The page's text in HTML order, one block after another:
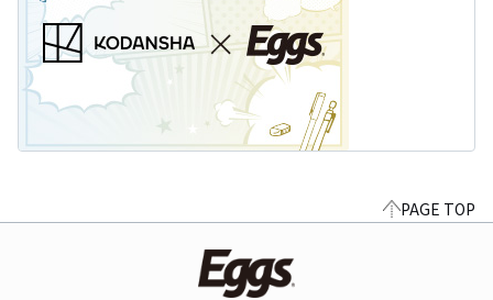
PAGE TOP